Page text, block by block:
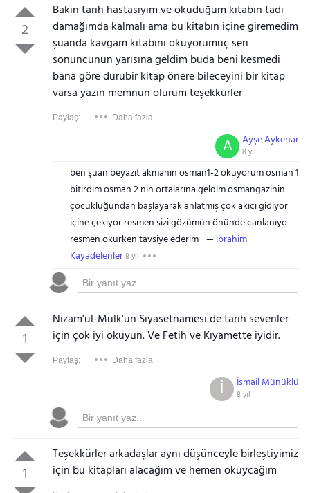
2
Bakın tarih hastasıyım ve okuduğum kitabın tadı
damağımda kalmalı ama bu kitabın içine giremedim
şuanda kavgam kitabını okuyorumüç seri
sonuncunun yarısına geldim buda beni kesmedi
bana göre durubir kitap önere bileceyini bir kitap
varsa yazın memnun olurum teşekkürler
Paylaş: Daha fazla
Ayşe Aykenar
8 yıl
A
ben şuan beyazıt akmanın osman1-2 okuyorum osman 1
bitirdim osman 2 nin ortalarına geldim osmangazinin
çocukluğundan başlayarak anlatmış çok akıcı gidiyor
içine çekiyor resmen sizi gözümün önünde canlanıyo
resmen okurken tavsiye ederim
İbrahim
Kayadelenler8 yıl
1
Nizam'ül-Mülk'ün Siyasetnamesi de tarih sevenler
için çok iyi okuyun. Ve Fetih ve Kıyamette iyidir.
Paylaş: Daha fazla
İsmail Münüklü
8 yıl
İ
1
Teşekkürler arkadaşlar aynı düşünceyle birleştiyimiz
için bu kitapları alacağım ve hemen okuycağım